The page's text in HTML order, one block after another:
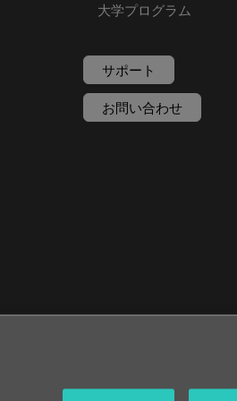
大学プログラム
サポート
お問い合わせ